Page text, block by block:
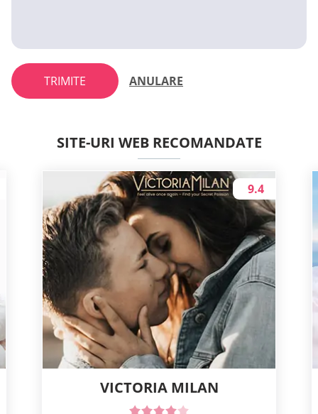
TRIMITE ANULARE
SITE-URI WEB RECOMANDATE
VICTORIA MILAN
9.4